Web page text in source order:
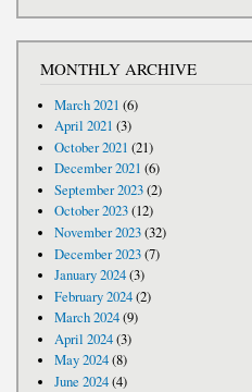
MONTHLY ARCHIVE
March 2021 (6)
April 2021 (3)
October 2021 (21)
December 2021 (6)
September 2023(2)
October 2023(12)
November 2023(32)
December 2023(7)
January 2024(3)
February 2024(2)
March 2024(9)
April 2024(3)
May 2024(8)
June 2024(4)